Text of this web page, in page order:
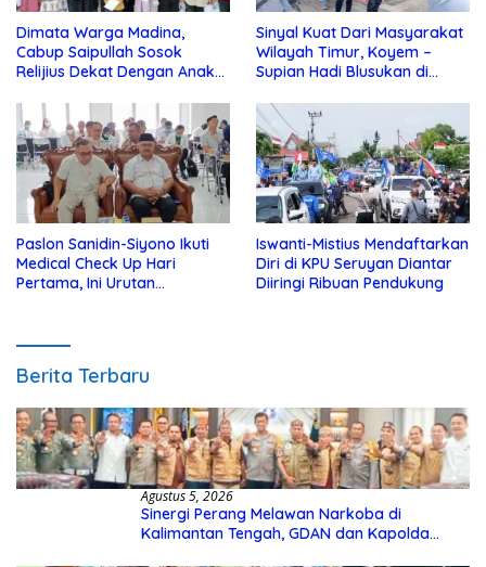
Dimata Warga Madina,
Cabup Saipullah Sosok
Relijius Dekat Dengan Anak
Sinyal Kuat Dari Masyarakat
Wilayah Timur, Koyem –
Supian Hadi Blusukan di
Paslon Sanidin-Siyono Ikuti
Medical Check Up Hari
Pertama, Ini Urutan
Iswanti-Mistius Mendaftarkan
Diri di KPU Seruyan Diantar
Diiringi Ribuan Pendukung
Berita Terbaru
Agustus 5, 2026
Sinergi Perang Melawan Narkoba di
Kalimantan Tengah, GDAN dan Kapolda